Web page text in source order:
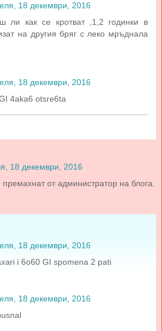
18 декември, 2016
ли как се кротват ,1,2 годинки в
на другия бряг с леко мръднала
18 декември, 2016
4aka6 otsre6ta
18 декември, 2016
от администратор на блога.
18 декември, 2016
i 6o60 GI spomena 2 pati
18 декември, 2016